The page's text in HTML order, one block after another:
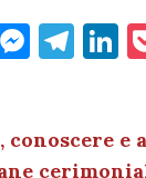
M
n
T
gr e
conoscere